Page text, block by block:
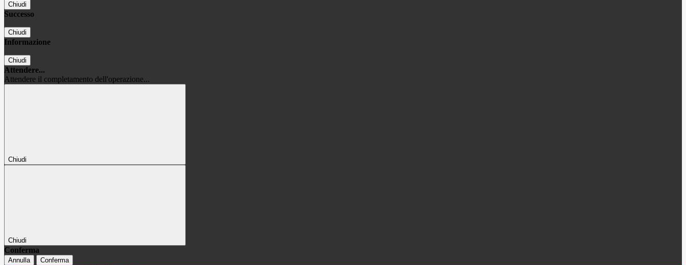
Chiudi
Successo
Chiudi
Informazione
Chiudi
Attendere...
Attendere il completamento dell'operazione...
Chiudi
Chiudi
Conferma
Annulla Conferma